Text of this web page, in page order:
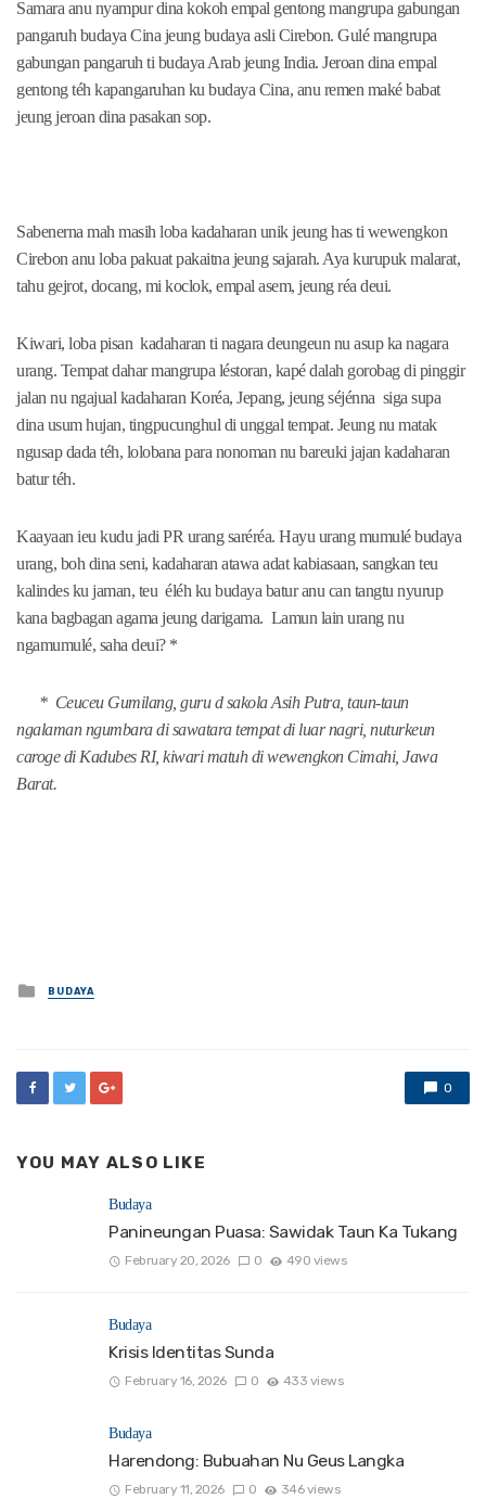
Samara anu nyampur dina kokoh empal gentong mangrupa gabungan
pangaruh budaya Cina jeung budaya asli Cirebon. Gulé mangrupa
gabungan pangaruh ti budaya Arab jeung India. Jeroan dina empal
gentong téh kapangaruhan ku budaya Cina, anu remen maké babat
jeung jeroan dina pasakan sop.
Sabenerna mah masih loba kadaharan unik jeung has ti wewengkon
Cirebon anu loba pakuat pakaitna jeung sajarah. Aya kurupuk malarat,
tahu gejrot, docang, mi koclok, empal asem, jeung réa deui.
Kiwari, loba pisan kadaharan ti nagara deungeun nu asup ka nagara
urang. Tempat dahar mangrupa léstoran, kapé dalah gorobag di pinggir
jalan nu ngajual kadaharan Koréa, Jepang, jeung séjénna siga supa
dina usum hujan, tingpucunghul di unggal tempat. Jeung nu matak
ngusap dada téh, lolobana para nonoman nu bareuki jajan kadaharan
batur téh.
Kaayaan ieu kudu jadi PR urang saréréa. Hayu urang mumulé budaya
urang, boh dina seni, kadaharan atawa adat kabiasaan, sangkan teu
kalindes ku jaman, teu éléh ku budaya batur anu can tangtu nyurup
kana bagbagan agama jeung darigama. Lamun lain urang nu
ngamumulé, saha deui? *
* Ceuceu Gumilang, guru d sakola Asih Putra, taun-taun
ngalaman ngumbara di sawatara tempat di luar nagri, nuturkeun
caroge di Kadubes RI, kiwari matuh di wewengkon Cimahi, Jawa
Barat.
Posted
BUDAYA
0
YOU MAY ALSO LIKE
Budaya
Panineungan Puasa: Sawidak Taun Ka Tukang
February 20, 2026 0 490 views
Budaya
Krisis Identitas Sunda
February 16, 2026 0 433 views
Budaya
Harendong: Bubuahan Nu Geus Langka
February 11, 2026 0 346 views